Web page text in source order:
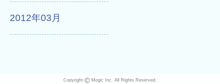
2012年03月
Copyright © Mogic Inc. All Rights Reserved.